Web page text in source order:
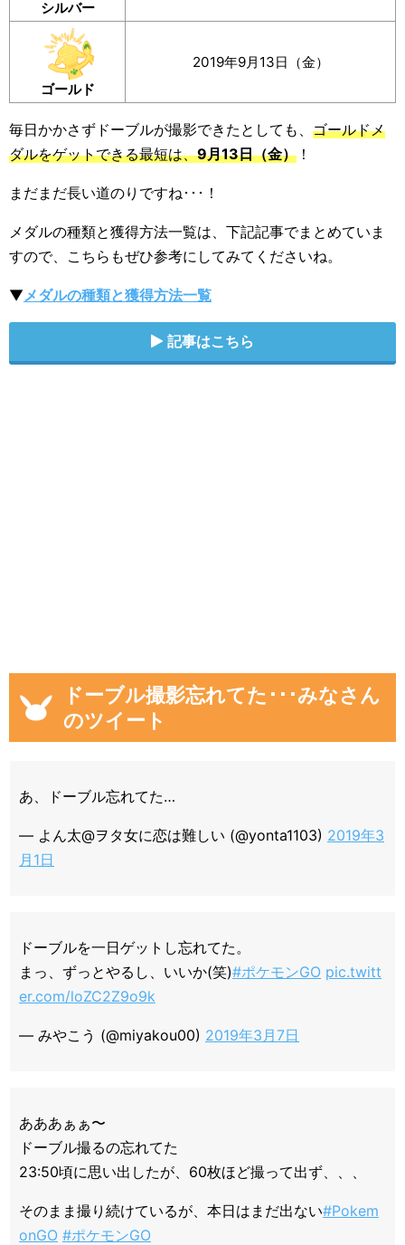
シルバー
ゴールド
2019年9月13日（金）
毎日かかさずドーブルが撮影できたとしても、 ゴールドメ
ダルをゲットできる最短は、9月13日（金） ！
まだまだ長い道のりですね･･･！
メダルの種類と獲得方法一覧は、下記記事でまとめていま
すので、こちらもぜひ参考にしてみてくださいね。
▼メダルの種類と獲得方法一覧
記事はこちら
ドーブル撮影忘れてた･･･みなさん
のツイート
あ、ドーブル忘れてた…
— よん太@ヲタ女に恋は難しい (@yonta1103) 2019年3
月1日
ドーブルを一日ゲットし忘れてた。
まっ、ずっとやるし、いいか(笑)#ポケモンGO pic.twitt
er.com/loZC2Z9o9k
— みやこう (@miyakou00) 2019年3月7日
あああぁぁ〜
ドーブル撮るの忘れてた
23:50頃に思い出したが、60枚ほど撮って出ず、、、
そのまま撮り続けているが、本日はまだ出ない#Pokem
onGO #ポケモンGO